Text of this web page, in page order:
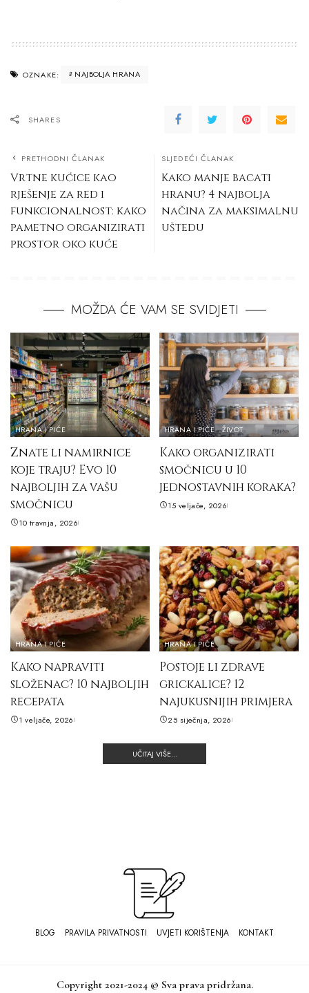
OZNAKE: NAJBOLJA HRANA
SHARES
PRETHODNI ČLANAK
Vrtne kućice kao
rješenje za red i
funkcionalnost: kako
pametno organizirati
prostor oko kuće
SLJEDEĆI ČLANAK
Kako manje bacati
hranu? 4 najbolja
načina za maksimalnu
uštedu
MOŽDA ĆE VAM SE SVIDJETI
HRANA I PIĆE
Znate li namirnice
koje traju? Evo 10
najboljih za vašu
smočnicu
10 travnja, 2026
HRANA I PIĆE ŽIVOT
Kako organizirati
smočnicu u 10
jednostavnih koraka?
15 veljače, 2026
HRANA I PIĆE
Kako napraviti
složenac? 10 najboljih
recepata
1 veljače, 2026
HRANA I PIĆE
Postoje li zdrave
grickalice? 12
najukusnijih primjera
25 siječnja, 2026
UČITAJ VIŠE...
BLOG PRAVILA PRIVATNOSTI UVJETI KORIŠTENJA KONTAKT
Copyright 2021-2024 © Sva prava pridržana.